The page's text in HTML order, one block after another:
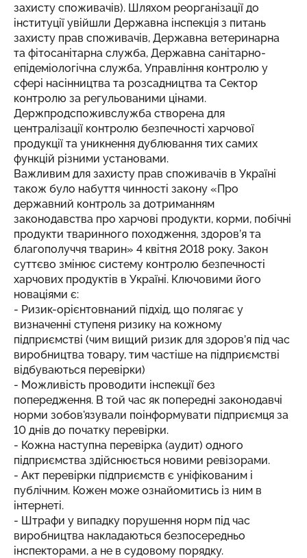
захисту споживачів). Шляхом реорганізації до
інституції увійшли Державна інспекція з питань
захисту прав споживачів, Державна ветеринарна
та фітосанітарна служба, Державна санітарно-
епідеміологічна служба, Управління контролю у
сфері насінництва та розсадництва та Сектор
контролю за регульованими цінами.
Держпродспоживслужба створена для
централізації контролю безпечності харчової
продукції та уникнення дублювання тих самих
функцій різними установами.
Важливим для захисту прав споживачів в Україні
також було набуття чинності закону «Про
державний контроль за дотриманням
законодавства про харчові продукти, корми, побічні
продукти тваринного походження, здоров’я та
благополуччя тварин» 4 квітня 2018 року. Закон
суттєво змінює систему контролю безпечності
харчових продуктів в Україні. Ключовими його
новаціями є:
- Ризик-орієнтовнаний підхід, що полягає у
визначенні ступеня ризику на кожному
підприємстві (чим вищий ризик для здоров’я під час
виробництва товару, тим частіше на підприємстві
відбуваються перевірки)
- Можливість проводити інспекції без
попередження. В той час як попередні законодавчі
норми зобов'язували поінформувати підприємця за
10 днів до початку перевірки.
- Кожна наступна перевірка (аудит) одного
підприємства здійснюється новими ревізорами.
- Акт перевірки підприємств є уніфікованим і
публічним. Кожен може ознайомитись із ним в
інтернеті.
- Штрафи у випадку порушення норм під час
виробництва накладаються безпосередньо
інспекторами, а не в судовому порядку.